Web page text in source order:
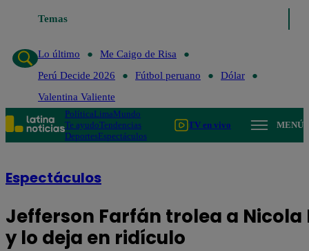
Temas
Lo último
Me Caigo de Risa
Perú Decide 2026
Fútbol peruano
Dólar
Valentina Valiente
PolíticaLimaMundo
Te ayudoTendencias
DeportesEspectáculos
TV en vivo MENÚ
Espectáculos
Jefferson Farfán trolea a
y lo deja en ridículo